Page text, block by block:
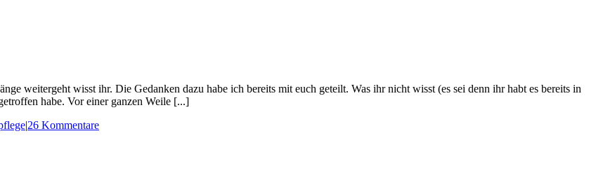
weitergeht wisst ihr. Die Gedanken dazu habe ich bereits mit euch geteilt. Was ihr nicht wisst (es sei denn ihr habt es bereits in
habe. Vor einer ganzen Weile [...]
|26 Kommentare